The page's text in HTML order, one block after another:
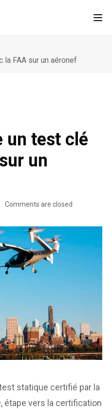
FAA sur un aéronef
un test clé
un
Comments are closed
statique certifié par la
étape vers la certification